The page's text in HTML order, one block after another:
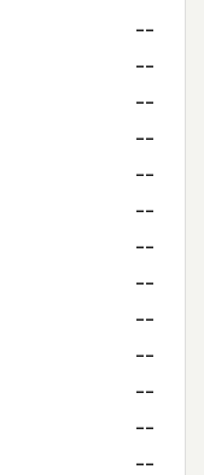
--
--
--
--
--
--
--
--
--
--
--
--
--